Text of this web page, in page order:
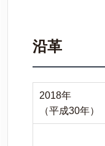
沿革
2018年
（平成30年）